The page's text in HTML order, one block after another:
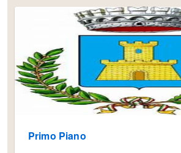
Primo Piano